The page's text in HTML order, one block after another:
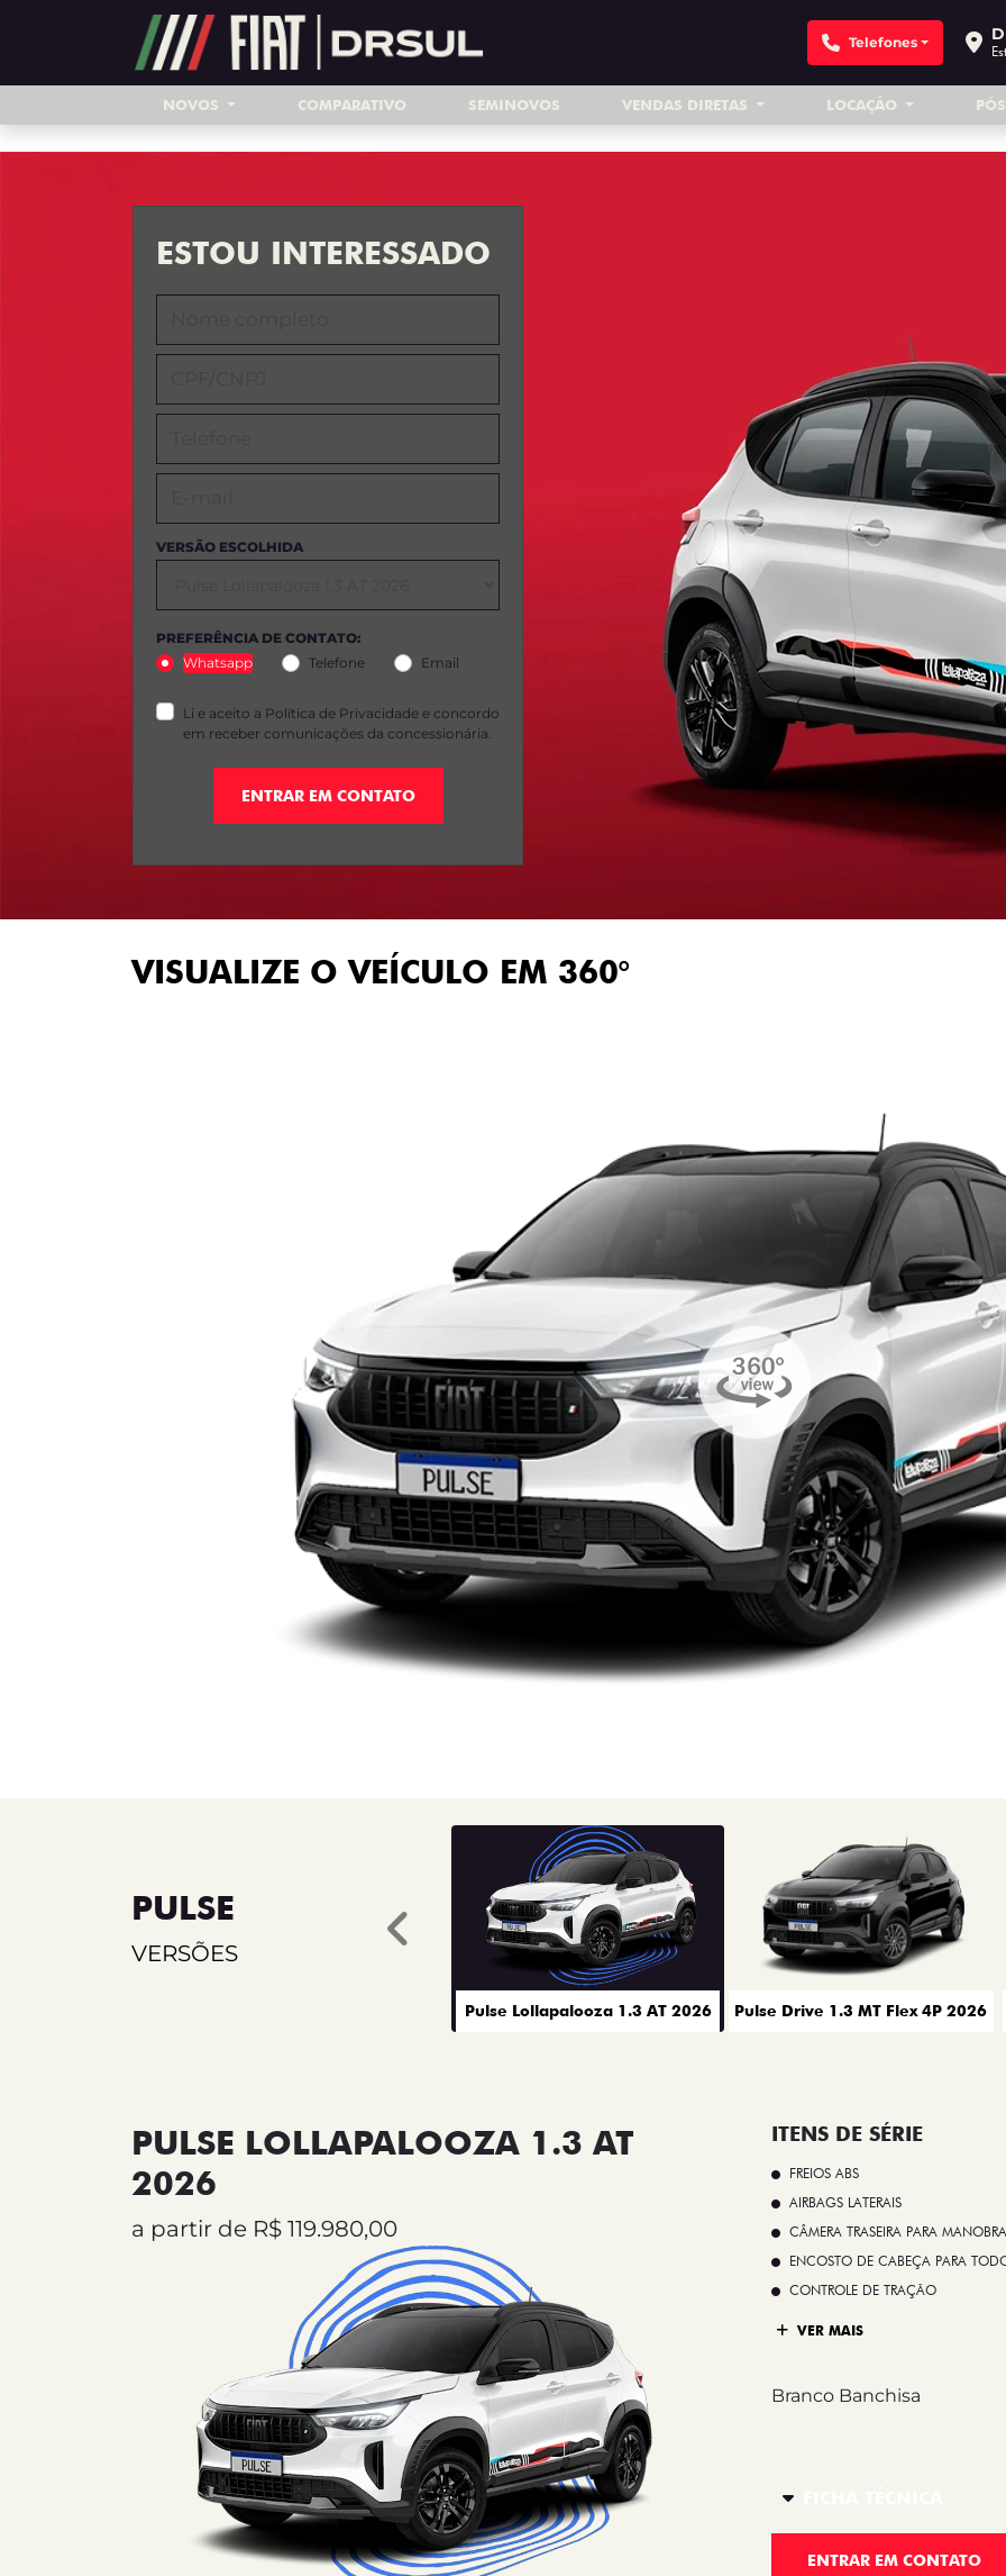
Ativar a compatibilidade com o leitor de tela
Telefones
NOVOS COMPARATIVO SEMINOVOS VENDAS DIRETAS LOCAÇÃO
ESTOU INTERESSADO
VERSÃO ESCOLHIDA
PREFERÊNCIA DE CONTATO:
Whatsapp
Telefone Email
Li e aceito a Política de Privacidade e concordo
em receber comunicações da concessionária.
ENTRAR EM CONTATO
VISUALIZE O VEÍCULO EM 360°
PULSE
VERSÕES
Pulse Lollapalooza 1.3 AT 2026 Pulse Drive 1.3 MT Flex 4P 2026
Anterior
PULSE LOLLAPALOOZA 1.3 AT
2026
a partir de R$ 119.980,00
ITENS DE SÉRIE
FREIOS ABS
AIRBAGS LATERAIS
CÂMERA TRASEIRA PARA
ENCOSTO DE CABEÇA PARA
CONTROLE DE TRAÇÃO
VER MAIS
Branco Banchisa
ENTRAR EM CONTATO